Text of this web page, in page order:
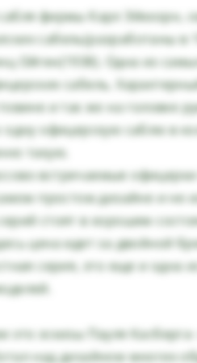
фирмы Карл Эйкхорн,
сабель(разработаны в
Ойген(1938). Одна из
сабель.
и так же на головке
одну офицерскую саблю в
такую.
встречаемые
простом дизайне и не
стоят в хорошем
цена идет за двойной
серия, это еще и одна
это эскизы Пауля
над дизайном многих